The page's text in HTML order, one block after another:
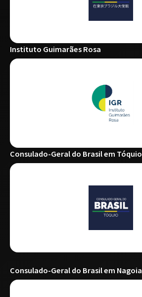
Instituto Guimarães Rosa
Consulado-Geral do Brasil em Tóquio
Consulado-Geral do Brasil em Nagoia